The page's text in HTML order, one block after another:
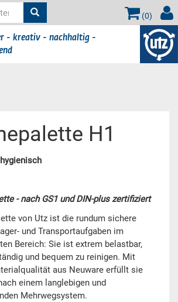
(0)
- kreativ - nachhaltig -
H1
- nach GS1 und DIN-plus zertifiziert
von Utz ist die rundum sichere
und Transportaufgaben im
Bereich: Sie ist extrem belastbar,
und bequem zu reinigen. Mit
aus Neuware erfüllt sie
einem langlebigen und
Mehrwegsystem.